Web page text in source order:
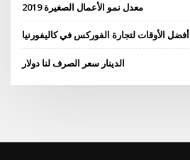
معدل نمو الأعمال الصغيرة 2019
أفضل الأوقات لتجارة الفوركس في كاليفورنيا
الدينار سعر الصرف لنا دولار